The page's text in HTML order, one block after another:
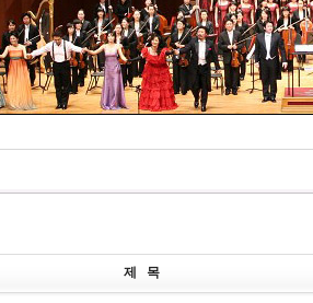
제 목